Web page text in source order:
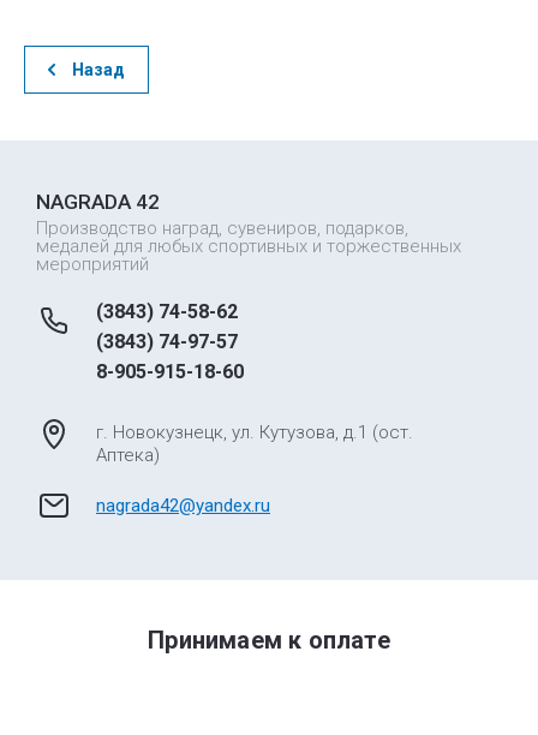
Назад
NAGRADA 42
Производство наград, сувениров, подарков,
медалей для любых спортивных и торжественных
мероприятий
(3843) 74-58-62
(3843) 74-97-57
8-905-915-18-60
г. Новокузнецк, ул. Кутузова, д.1 (ост.
Аптека)
nagrada42@yandex.ru
Принимаем к оплате